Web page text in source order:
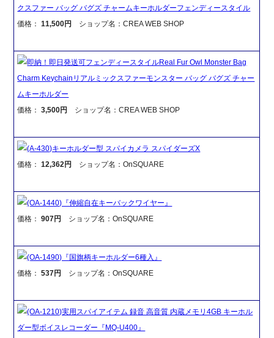
クスファー バッグ バグズ チャームキーホルダーフェンディースタイル
価格：11,500円 ショップ名：CREA WEB SHOP
即納！即日発送可フェンディースタイルReal Fur Owl Monster Bag
Charm Keychainリアルミックスファーモンスター バッグ バグズ チャー
ムキーホルダー
価格：3,500円 ショップ名：CREA WEB SHOP
(A-430)キーホルダー型 スパイカメラ スパイダーズX
価格：12,362円 ショップ名：OnSQUARE
(OA-1440)『伸縮自在キーバックワイヤー』
価格：907円 ショップ名：OnSQUARE
(OA-1490)『国旗柄キーホルダー6種入』
価格：537円 ショップ名：OnSQUARE
(OA-1210)実用スパイアイテム 録音 高音質 内蔵メモリ4GB キーホル
ダー型ボイスレコーダー『MQ-U400』